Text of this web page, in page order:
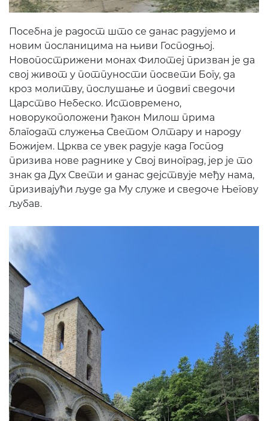
Посебна је радост што се данас радујемо и
новим посланицима на њиви Господњој.
Новопострижени монах Филотеј призван је да
свој живот у потпуности посвети Богу, да
кроз молитву, послушање и подвиг сведочи
Царство Небеско. Истовремено,
новорукоположени ђакон Милош прима
благодат служења Светом Олтару и народу
Божијем. Црква се увек радује када Господ
призива нове раднике у Свој виноград, јер је то
знак да Дух Свети и данас дејствује међу нама,
призивајући људе да Му служе и сведоче Његову
љубав.